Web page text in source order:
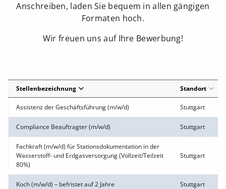
Anschreiben, laden Sie bequem in allen gängigen
Formaten hoch.
Wir freuen uns auf Ihre Bewerbung!
Stellenbezeichnung Standort
Assistenz der Geschäftsführung (m/w/d) Stuttgart
Compliance Beauftragter (m/w/d) Stuttgart
Fachkraft (m/w/d) für Stationsdokumentation in der
Wasserstoff- und Erdgasversorgung (Vollzeit/Teilzeit
80%)
Stuttgart
Koch (m/w/d) – befristet auf 2 Jahre Stuttgart